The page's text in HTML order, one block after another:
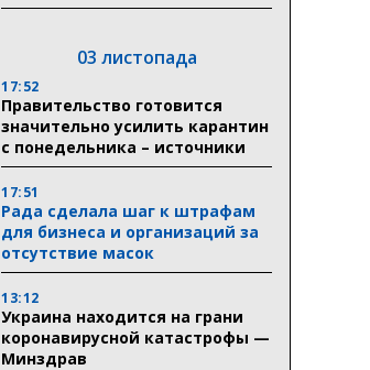
03 листопада
17:52
Правительство готовится
значительно усилить карантин
с понедельника – источники
17:51
Рада сделала шаг к штрафам
для бизнеса и организаций за
отсутствие масок
13:12
Украина находится на грани
коронавирусной катастрофы —
Минздрав